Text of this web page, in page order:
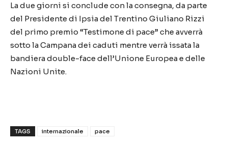
La due giorni si conclude con la consegna, da parte
del Presidente di Ipsia del Trentino Giuliano Rizzi
del primo premio “Testimone di pace” che avverrà
sotto la Campana dei caduti mentre verrà issata la
bandiera double-face dell’Unione Europea e delle
Nazioni Unite.
TAGS internazionale pace